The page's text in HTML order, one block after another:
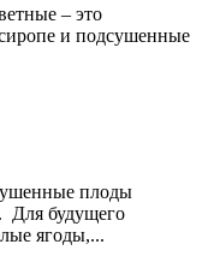
– это
и подсушенные
плоды
Для будущего
ягоды,...